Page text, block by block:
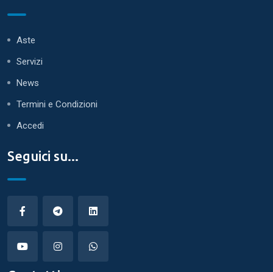
Aste
Servizi
News
Termini e Condizioni
Accedi
Seguici su...